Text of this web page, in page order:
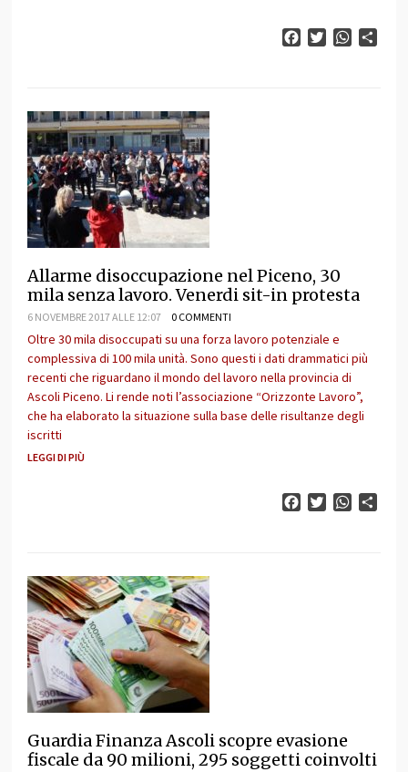
FacebookTwitter
Allarme disoccupazione nel Piceno, 30
mila senza lavoro. Venerdi sit-in protesta
6 NOVEMBRE 2017 ALLE 12:07 0 COMMENTI
Oltre 30 mila disoccupati su una forza lavoro potenziale e
complessiva di 100 mila unità. Sono questi i dati drammatici più
recenti che riguardano il mondo del lavoro nella provincia di
Ascoli Piceno. Li rende noti l’associazione “Orizzonte Lavoro”,
che ha elaborato la situazione sulla base delle risultanze degli
iscritti
LEGGI DI PIÙ
FacebookTwitter
Guardia Finanza Ascoli scopre evasione
fiscale da 90 milioni, 295 soggetti coinvolti